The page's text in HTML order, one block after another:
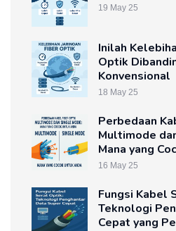
19 May 25
Inilah
Optik
Konvensional
18 May 25
Perbedaan
Multimode
Mana yang
16 May 25
Fungsi Kabel
Teknologi
Cepat yang